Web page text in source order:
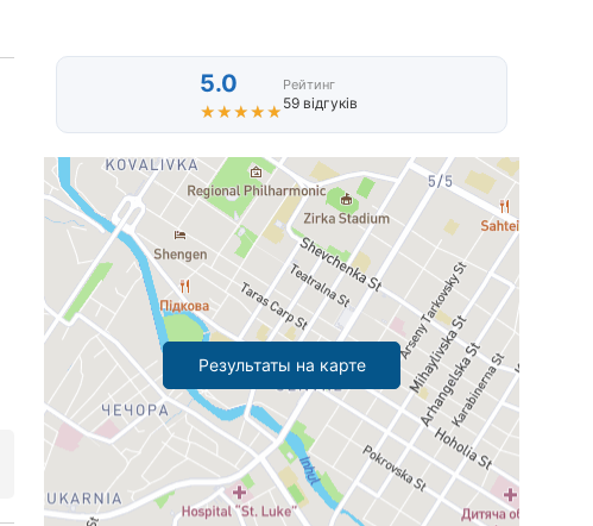
5.0
★★★★★
★★★★★
Рейтинг
59 відгуків
Результаты на карте